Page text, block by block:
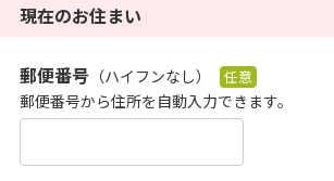
現在のお住まい
郵便番号（ハイフンなし） 任意
郵便番号から住所を自動入力できます。